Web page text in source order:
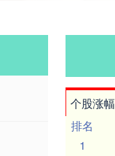
个股涨幅
排名
1